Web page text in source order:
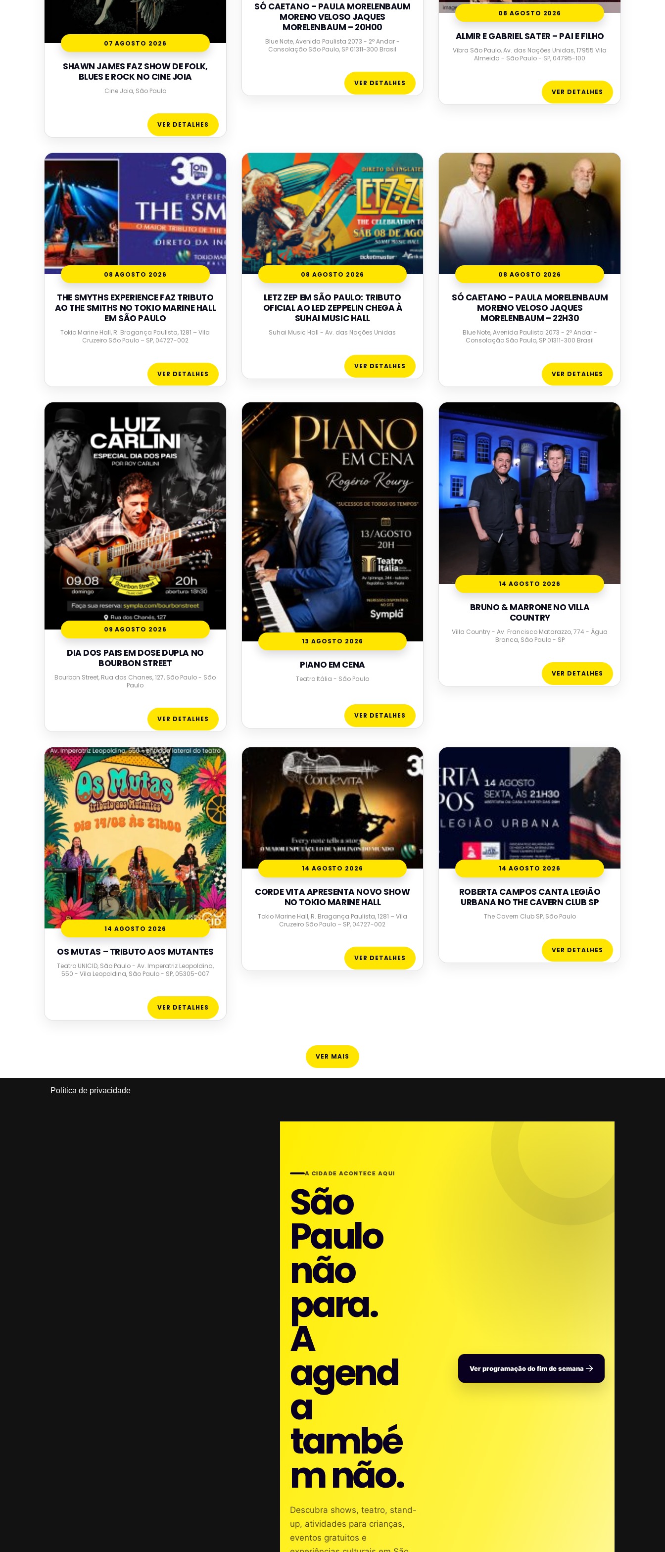
07 AGOSTO 2026
SHAWN JAMES FAZ SHOW DE FOLK,
BLUES E ROCK NO CINE JOIA
Cine Joia, São Paulo
VER DETALHES
SÓ CAETANO – PAULA MORELENBAUM
MORENO VELOSO JAQUES
MORELENBAUM – 20H00
Blue Note, Avenida Paulista 2073 - 2º Andar -
Consolação São Paulo, SP 01311-300 Brasil
VER DETALHES
08 AGOSTO 2026
ALMIR E GABRIEL SATER – PAI E FILHO
Vibra São Paulo, Av. das Nações Unidas, 17955 Vila
Almeida - São Paulo - SP, 04795-100
VER DETALHES
08 AGOSTO 2026
THE SMYTHS EXPERIENCE FAZ TRIBUTO
AO THE SMITHS NO TOKIO MARINE HALL
EM SÃO PAULO
Tokio Marine Hall, R. Bragança Paulista, 1281 – Vila
Cruzeiro São Paulo – SP, 04727-002
VER DETALHES
08 AGOSTO 2026
LETZ ZEP EM SÃO PAULO: TRIBUTO
OFICIAL AO LED ZEPPELIN CHEGA À
SUHAI MUSIC HALL
Suhai Music Hall - Av. das Nações Unidas
VER DETALHES
08 AGOSTO 2026
SÓ CAETANO – PAULA MORELENBAUM
MORENO VELOSO JAQUES
MORELENBAUM – 22H30
Blue Note, Avenida Paulista 2073 - 2º Andar -
Consolação São Paulo, SP 01311-300 Brasil
VER DETALHES
09 AGOSTO 2026
DIA DOS PAIS EM DOSE DUPLA NO
BOURBON STREET
Bourbon Street, Rua dos Chanes, 127, São Paulo - São
Paulo
VER DETALHES
13 AGOSTO 2026
PIANO EM CENA
Teatro Itália - São Paulo
VER DETALHES
14 AGOSTO 2026
BRUNO & MARRONE NO VILLA
COUNTRY
Villa Country - Av. Francisco Matarazzo, 774 - Água
Branca, São Paulo - SP
VER DETALHES
14 AGOSTO 2026
OS MUTAS – TRIBUTO AOS MUTANTES
Teatro UNICID, São Paulo - Av. Imperatriz Leopoldina,
550 - Vila Leopoldina, São Paulo - SP, 05305-007
VER DETALHES
14 AGOSTO 2026
CORDE VITA APRESENTA NOVO SHOW
NO TOKIO MARINE HALL
Tokio Marine Hall, R. Bragança Paulista, 1281 – Vila
Cruzeiro São Paulo – SP, 04727-002
VER DETALHES
14 AGOSTO 2026
ROBERTA CAMPOS CANTA LEGIÃO
URBANA NO THE CAVERN CLUB SP
The Cavern Club SP, São Paulo
VER DETALHES
VER MAIS
Política de privacidade
A CIDADE ACONTECE AQUI
São
Paulo
não
para.
A
agend
a
també
m não.
Descubra shows, teatro, stand-
up, atividades para crianças,
eventos gratuitos e
Ver programação do fim de semana